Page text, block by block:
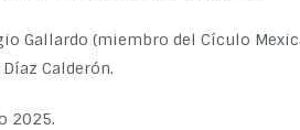
Gallardo (miembro del Cículo
Calderón.
2025.